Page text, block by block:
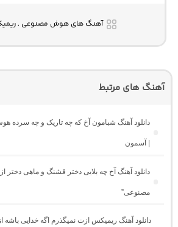
آهنگ های هوش مصنوعی ,
آهنگ های مرتبط
دانلود آهنگ شبامون آخ که چه تاریک و چه سرده
| آسمون
دانلود آهنگ آخ چه بلایی دختر قشنگ و ماهی
مصنوعی”
دانلود آهنگ ریمیکس ازت نمیگذرم اگه خدایی باشه